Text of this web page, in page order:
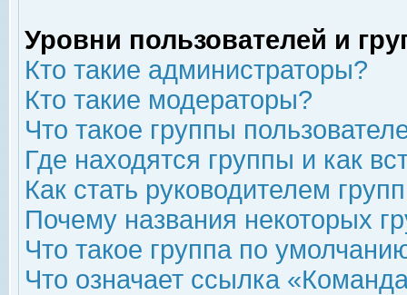
Уровни пользователей и
Кто такие администраторы?
Кто такие модераторы?
Что такое группы
Где находятся группы и как
Как стать руководителем
Почему названия некоторых
Что такое группа по
Что означает ссылка